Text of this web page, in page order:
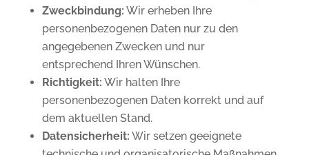
Zweckbindung: Wir erheben Ihre
personenbezogenen Daten nur zu den
angegebenen Zwecken und nur
entsprechend Ihren Wünschen.
Richtigkeit: Wir halten Ihre
personenbezogenen Daten korrekt und auf
dem aktuellen Stand.
Datensicherheit: Wir setzen geeignete